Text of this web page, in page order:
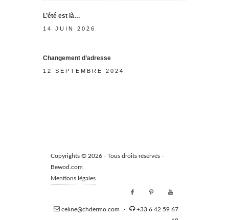
L’été est là…
14 JUIN 2026
Changement d’adresse
12 SEPTEMBRE 2024
Copyrights © 2026 - Tous droits réservés -
Bewod.com
Mentions légales
celine@chdermo.com ·
+33 6 42 59 67